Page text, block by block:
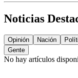
Noticias
Opinión Nación
Gente
No hay artículos